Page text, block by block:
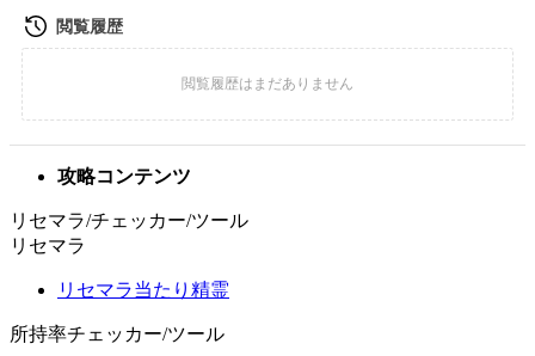
攻略コンテンツ
リセマラ/チェッカー/ツール
リセマラ
リセマラ当たり精霊
所持率チェッカー/ツール